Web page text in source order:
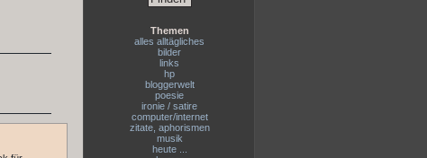
Themen
alles alltägliches
bilder
links
hp
bloggerwelt
poesie
ironie / satire
computer/internet
zitate, aphorismen
musik
heute ...